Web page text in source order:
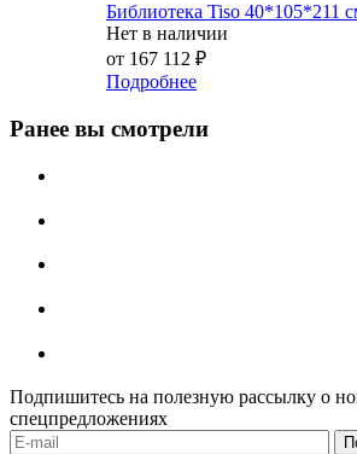
Библиотека Tiso 40*105*211
Нет в наличии
от 167 112 ₽
Подробнее
Ранее вы смотрели
Подпишитесь на полезную рассылку о
спецпредложениях